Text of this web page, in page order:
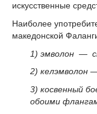
искусственные
Наиболее
македонской
1) эмволон —
2) келэмволон
3) косвенный
обоими